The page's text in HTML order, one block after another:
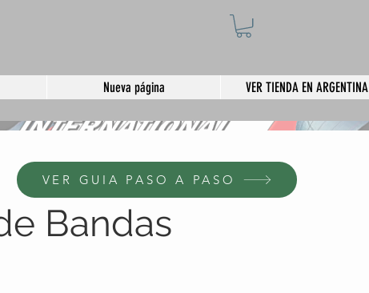
Nueva página VER TIENDA EN ARGENTINA
VER GUIA PASO A PASO
Bandas